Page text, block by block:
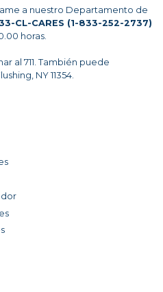
a nuestro Departamento de
CL-CARES (1-833-252-2737)
horas.
al 711. También puede
NY 11354.